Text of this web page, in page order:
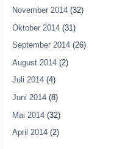
November 2014(32)
Oktober 2014(31)
September 2014(26)
August 2014(2)
Juli 2014(4)
Juni 2014(8)
Mai 2014(32)
April 2014(2)